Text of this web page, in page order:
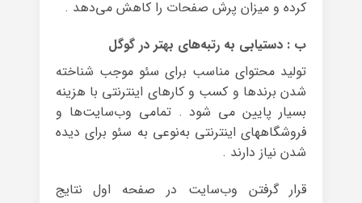
کرده و میزان پرش صفحات را کاهش می‌دهد .
ب : دستیابی به رتبه‌های بهتر در گوگل
تولید محتوای مناسب برای سئو موجب شناخته
شدن برندها و کسب و کارهای اینترنتی با هزینه
بسیار پایین می شود . تمامی وب‌سایت‌ها و
فروشگاههای اینترنتی به‌نوعی به سئو برای دیده
شدن نیاز دارند .
قرار گرفتن وب‌سایت در صفحه اول نتایج